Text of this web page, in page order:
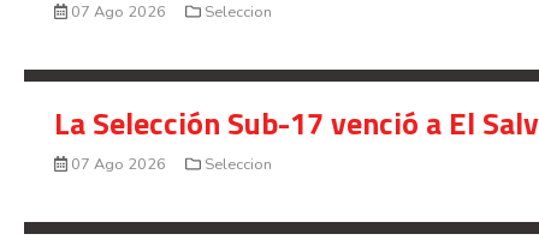
07 Ago 2026 Seleccion
La Selección Sub-17 venció a El
07 Ago 2026 Seleccion